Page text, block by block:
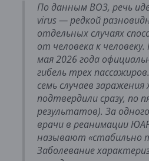
По данным ВОЗ, речь
virus — редкой
отдельных случаях
от человека к
мая 2026 года
гибель трех
семь случаев
подтвердили сразу, по
результатов). За
врачи в реанимации
называют «стабильно
Заболевание